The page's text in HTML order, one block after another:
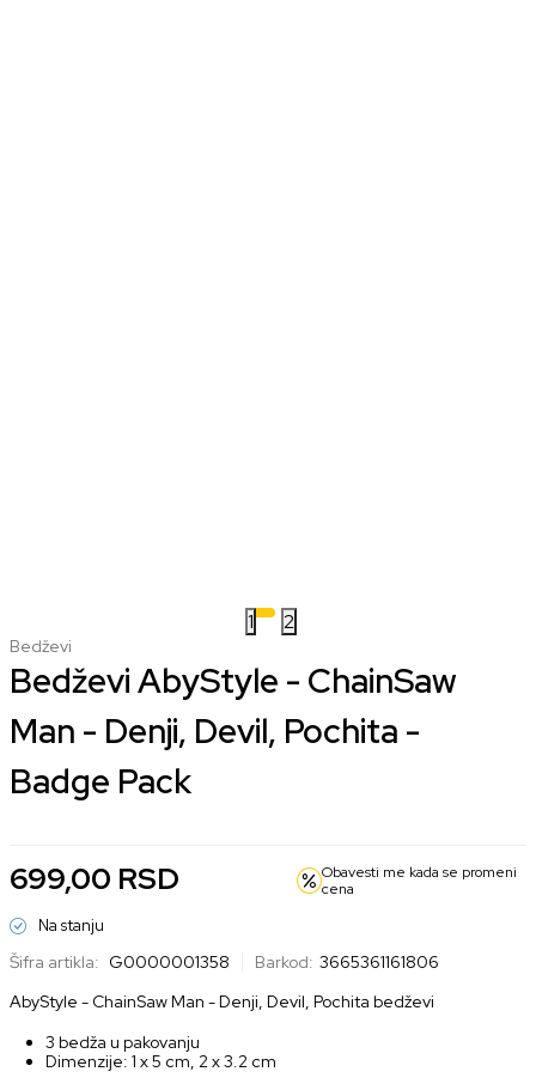
1 2
Bedževi
Bedževi AbyStyle - ChainSaw
Man - Denji, Devil, Pochita -
Badge Pack
699,00 RSD
Obavesti me kada se promeni
cena
Na stanju
Šifra artikla: G0000001358 Barkod: 3665361161806
AbyStyle - ChainSaw Man - Denji, Devil, Pochita bedževi
3 bedža u pakovanju
Dimenzije: 1 x 5 cm, 2 x 3.2 cm